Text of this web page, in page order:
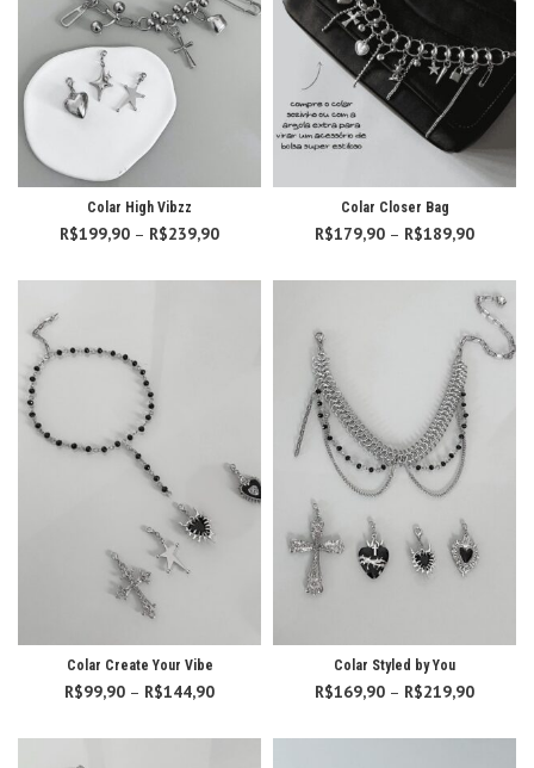
Colar High Vibzz
R$199,90 – R$239,90
R$199,90
Colar Closer Bag
R$179,90 – R$189,90
através
Colar Create Your Vibe
R$99,90 – R$144,90
R$99,90
Colar Styled by You
R$169,90 – R$219,90